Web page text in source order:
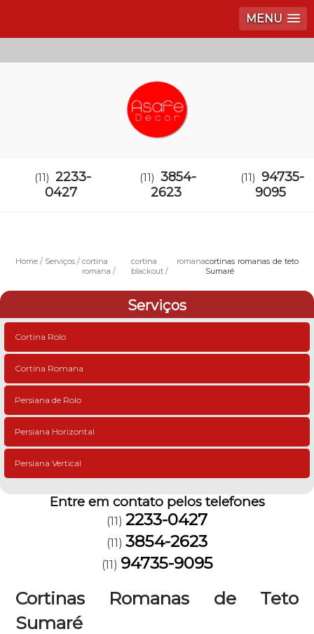
MENU
(11) 2233-
0427
(11) 3854-
2623
(11) 94735-
9095
Home Serviços
cortina
romana
cortina romana
blackout
cortinas romanas de teto
Sumaré
Serviços
Cortina Rolo
Cortina Romana
Persiana de Rolo
Persiana Horizontal
Persiana Vertical
Entre em contato pelos telefones
(11) 2233-0427
(11) 3854-2623
(11) 94735-9095
Cortinas Romanas de Teto
Sumaré